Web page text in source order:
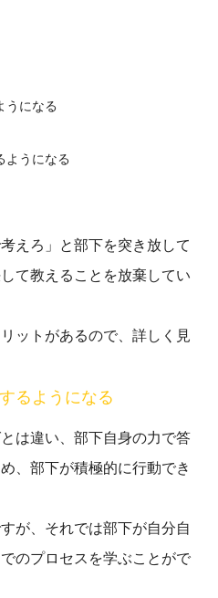
うになる
ようになる
えろ」と部下を突き放して
て教えることを放棄してい
ットがあるので、詳しく見
るようになる
は違い、部下自身の力で答
、部下が積極的に行動でき
が、それでは部下が自分自
のプロセスを学ぶことがで